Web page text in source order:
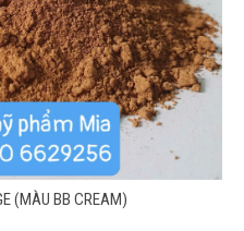
(MÀU BB CREAM)